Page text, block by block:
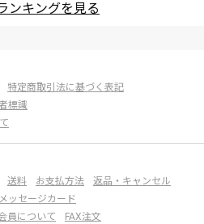
ンキングを見る
特定商取引法に基づく表記
標識
送料 お支払方法
返品・キャンセル
ッセージカード
員について FAX注文